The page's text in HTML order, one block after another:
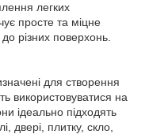
легких
просте та міцне
різних поверхонь.
для створення
використовуватися на
ідеально підходять
двері, плитку, скло,